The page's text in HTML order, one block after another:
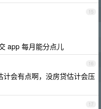
15
app 每月能分点儿
16
会有点啊，没房贷估计会压
17